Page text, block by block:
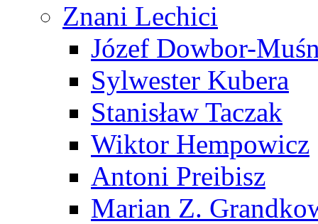
Znani Lechici
Józef Dowbor-
Sylwester Kubera
Stanisław Taczak
Wiktor Hempowicz
Antoni Preibisz
Marian Z.